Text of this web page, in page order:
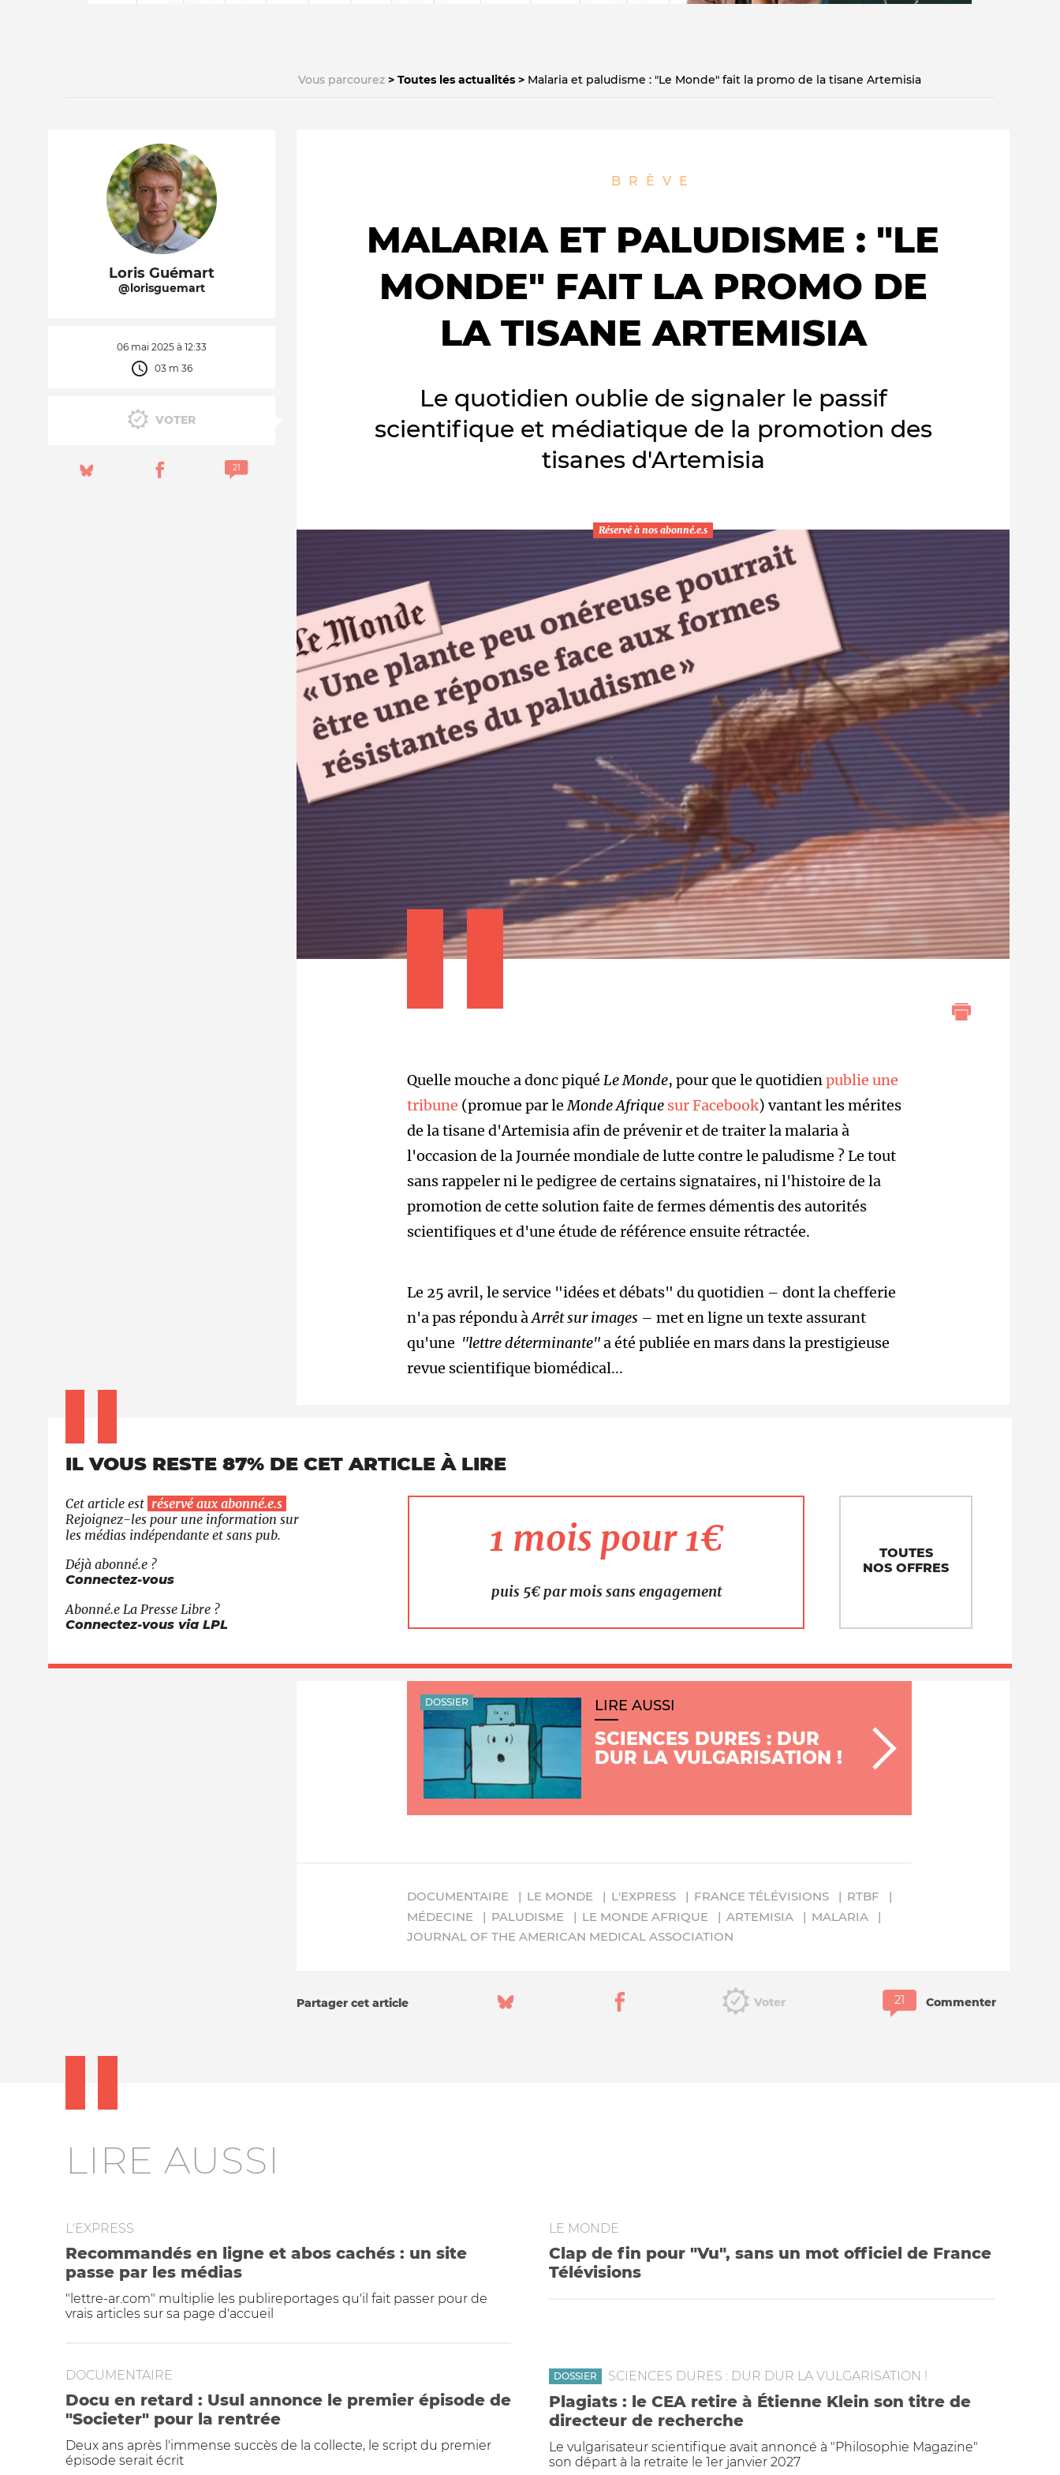
La vie du site L'équipe
Vous parcourez Toutes les actualités Malaria et paludisme : "Le Monde" fait la promo de la tisane Artemisia
Loris Guémart
@lorisguemart
06 mai 2025 à 12:33
03 m 36
VOTER
BRÈVE
MALARIA ET PALUDISME : "LE
MONDE" FAIT LA PROMO DE
LA TISANE ARTEMISIA
Le quotidien oublie de signaler le passif
scientifique et médiatique de la promotion des
tisanes d'Artemisia
Réservé à nos abonné.e.s
Quelle mouche a donc piquéLe Monde, pour que le quotidienpublie une
tribune (promue par leMonde Afrique sur Facebook) vantant les mérites
de la tisane d'Artemisia afin de prévenir et de traiter la malaria à
l'occasion de la Journée mondiale de lutte contre le paludisme ? Le tout
sans rappeler ni le pedigree de certains signataires, ni l'histoire de la
promotion de cette solution faite de fermes démentis des autorités
scientifiques et d'une étude de référence ensuite rétractée.
Le 25 avril, le service "idées et débats" du quotidien – dont la chefferie
n'a pas répondu àArrêt sur images – met en ligne un texte assurant
qu'une "lettre déterminante"a été publiée en mars dans la prestigieuse
revue scientifique biomédical...
IL VOUS RESTE 87% DE CET ARTICLE À LIRE
Cet article est réservé aux abonné.e.s
Rejoignez-les pour une information sur
les médias indépendante et sans pub.
Déjà abonné.e ?
Connectez-vous
Abonné.e La Presse Libre ?
Connectez-vous via LPL
1 mois pour 1€
puis 5€ par mois sans engagement
TOUTES
NOS OFFRES
DOSSIER LIRE AUSSI
SCIENCES DURES : DUR
DUR LA VULGARISATION !
DOCUMENTAIRE LE MONDE L'EXPRESS FRANCE TÉLÉVISIONS
RTBF
MÉDECINE
PALUDISME LE MONDE AFRIQUE ARTEMISIA
MALARIA
JOURNAL OF THE AMERICAN MEDICAL ASSOCIATION
Partager cet article Voter Commenter
LIRE AUSSI
L'EXPRESS
Recommandés en ligne et abos cachés : un site
passe par les médias
"lettre-ar.com" multiplie les publireportages qu'il fait passer pour de
vrais articles sur sa page d'accueil
LE MONDE
Clap de fin pour "Vu", sans un mot officiel de France
Télévisions
DOCUMENTAIRE
Docu en retard : Usul annonce le premier épisode de
"Societer" pour la rentrée
Deux ans après l'immense succès de la collecte, le script du premier
épisode serait écrit
DOSSIER SCIENCES DURES : DUR DUR LA VULGARISATION !
Plagiats : le CEA retire à Étienne Klein son titre de
directeur de recherche
Le vulgarisateur scientifique avait annoncé à "Philosophie Magazine"
son départ à la retraite le 1er janvier 2027